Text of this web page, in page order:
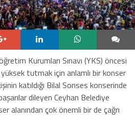
Kurumları Sınavı (YKS) öncesi
tutmak için anlamlı bir konser
katıldığı Bilal Sonses konserinde
dileyen Ceyhan Belediye
alanından çok önemli bir de çağrı